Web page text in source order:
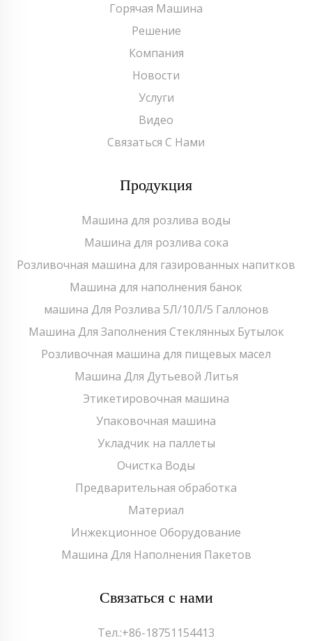
Горячая Машина
Решение
Компания
Новости
Услуги
Видео
Связаться С Нами
Продукция
Машина для розлива воды
Машина для розлива сока
Розливочная машина для газированных напитков
Машина для наполнения банок
машина Для Розлива 5Л/10Л/5 Галлонов
Машина Для Заполнения Стеклянных Бутылок
Розливочная машина для пищевых масел
Машина Для Дутьевой Литья
Этикетировочная машина
Упаковочная машина
Укладчик на паллеты
Очистка Воды
Предварительная обработка
Материал
Инжекционное Оборудование
Машина Для Наполнения Пакетов
Связаться с нами
Тел.:+86-18751154413